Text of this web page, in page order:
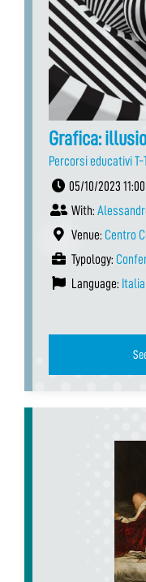
Grafica:
Percorsi educativi T-
05/10/2023 11:00
With:
Venue: Centro
Typology:
Language: